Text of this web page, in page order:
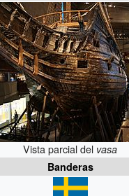
Vista parcial del vasa
Banderas